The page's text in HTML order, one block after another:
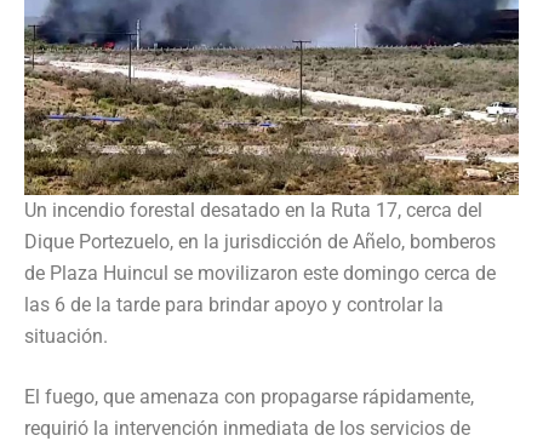
Un incendio forestal desatado en la Ruta 17, cerca del
Dique Portezuelo, en la jurisdicción de Añelo, bomberos
de Plaza Huincul se movilizaron este domingo cerca de
las 6 de la tarde para brindar apoyo y controlar la
situación.
El fuego, que amenaza con propagarse rápidamente,
requirió la intervención inmediata de los servicios de